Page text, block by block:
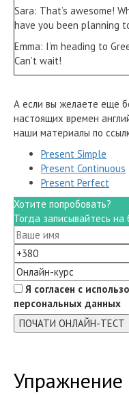
Sara: That’s awesome!
have you been planning
Emma: I’m heading to
Can’t wait!
А если вы желаете еще
настоящих времен
наши материалы по
Present Simple
Present Continuous
Present Perfect
Хотите попробовать?
Тогда записывайтесь
Я согласен с
персональных данных
ПОЧАТИ ОНЛАЙН-ТЕСТ
Упражнение